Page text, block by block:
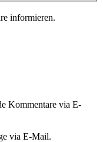
informieren.
Kommentare via E-
via E-Mail.